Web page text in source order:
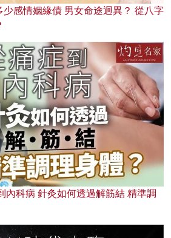
感情姻緣債 男女命途迥異？ 從八字
內科病 針灸如何透過解筋結 精準調